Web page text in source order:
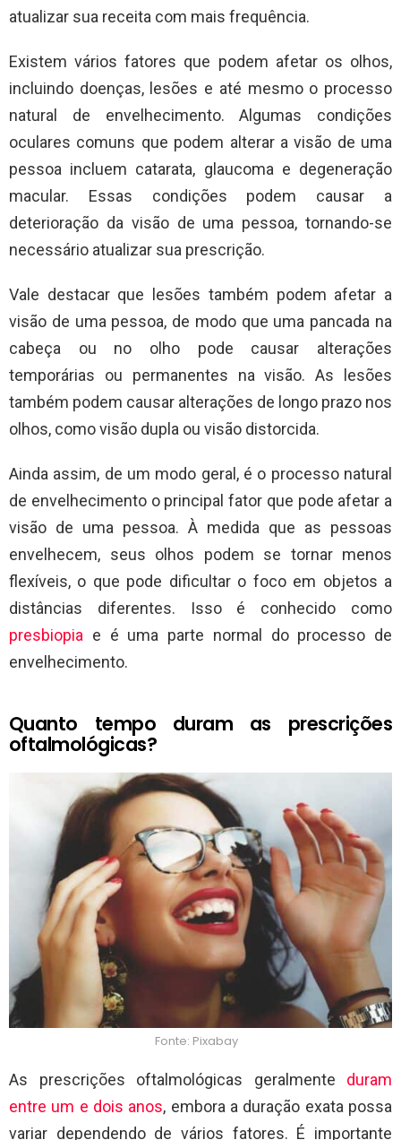
atualizar sua receita com mais frequência.
Existem vários fatores que podem afetar os olhos,
incluindo doenças, lesões e até mesmo o processo
natural de envelhecimento. Algumas condições
oculares comuns que podem alterar a visão de uma
pessoa incluem catarata, glaucoma e degeneração
macular. Essas condições podem causar a
deterioração da visão de uma pessoa, tornando-se
necessário atualizar sua prescrição.
Vale destacar que lesões também podem afetar a
visão de uma pessoa, de modo que uma pancada na
cabeça ou no olho pode causar alterações
temporárias ou permanentes na visão. As lesões
também podem causar alterações de longo prazo nos
olhos, como visão dupla ou visão distorcida.
Ainda assim, de um modo geral, é o processo natural
de envelhecimento o principal fator que pode afetar a
visão de uma pessoa. À medida que as pessoas
envelhecem, seus olhos podem se tornar menos
flexíveis, o que pode dificultar o foco em objetos a
distâncias diferentes. Isso é conhecido como
presbiopia e é uma parte normal do processo de
envelhecimento.
Quanto tempo duram as prescrições
oftalmológicas?
Fonte: Pixabay
As prescrições oftalmológicas geralmente duram
entre um e dois anos, embora a duração exata possa
variar dependendo de vários fatores. É importante